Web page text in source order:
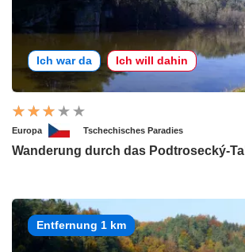
Ich war da Ich will dahin
Europa Tschechisches Paradies
Wanderung durch das Podtrosecký-Tal
Entfernung 1 km